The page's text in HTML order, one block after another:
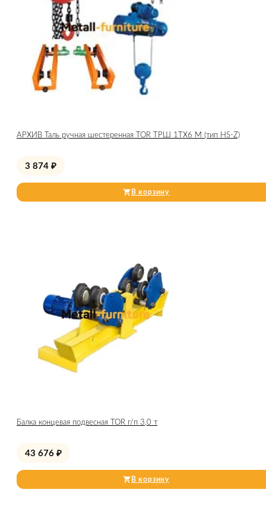
АРХИВ Таль ручная шестеренная TOR ТРШ 1ТХ6 М (тип HS-Z)
3 874 ₽
В корзину
Балка концевая подвесная TOR г/п 3,0 т
43 676 ₽
В корзину